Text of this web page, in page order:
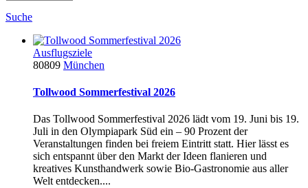
Suche
Ausflugsziele
80809 München
Tollwood Sommerfestival 2026
Das Tollwood Sommerfestival 2026 lädt vom 19. Juni bis 19.
Juli in den Olympiapark Süd ein – 90 Prozent der
Veranstaltungen finden bei freiem Eintritt statt. Hier lässt es
sich entspannt über den Markt der Ideen flanieren und
kreatives Kunsthandwerk sowie Bio-Gastronomie aus aller
Welt entdecken....